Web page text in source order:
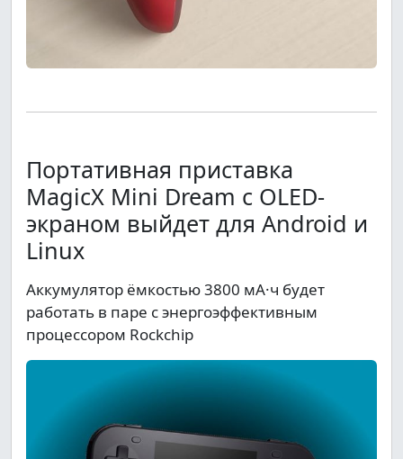
Портативная приставка
MagicX Mini Dream с OLED-
экраном выйдет для Android и
Linux
Аккумулятор ёмкостью 3800 мА·ч будет
работать в паре с энергоэффективным
процессором Rockchip